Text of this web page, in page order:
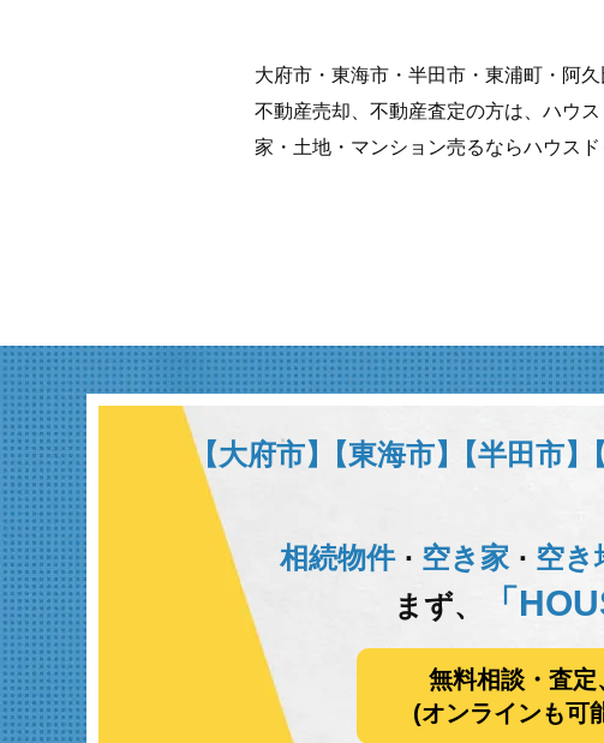
大府市・東海市・半田市・東浦町・阿
不動産売却、不動産査定の方は、ハウス
家・土地・マンション売るならハウスド
【大府市】 【東海市】 【半田市】
相続物件･ 空き家･ 空き
まず、 「
無料相談・査定
(オンラインも可